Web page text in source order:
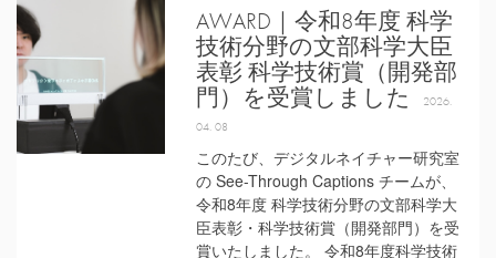
AWARD｜令和8年度 科学
技術分野の文部科学大臣
表彰 科学技術賞（開発部
門）を受賞しました
2026.
04. 08
このたび、デジタルネイチャー研究室
の See-Through Captions チームが、
令和8年度 科学技術分野の文部科学大
臣表彰・科学技術賞（開発部門）を受
賞いたしました。 令和8年度科学技術